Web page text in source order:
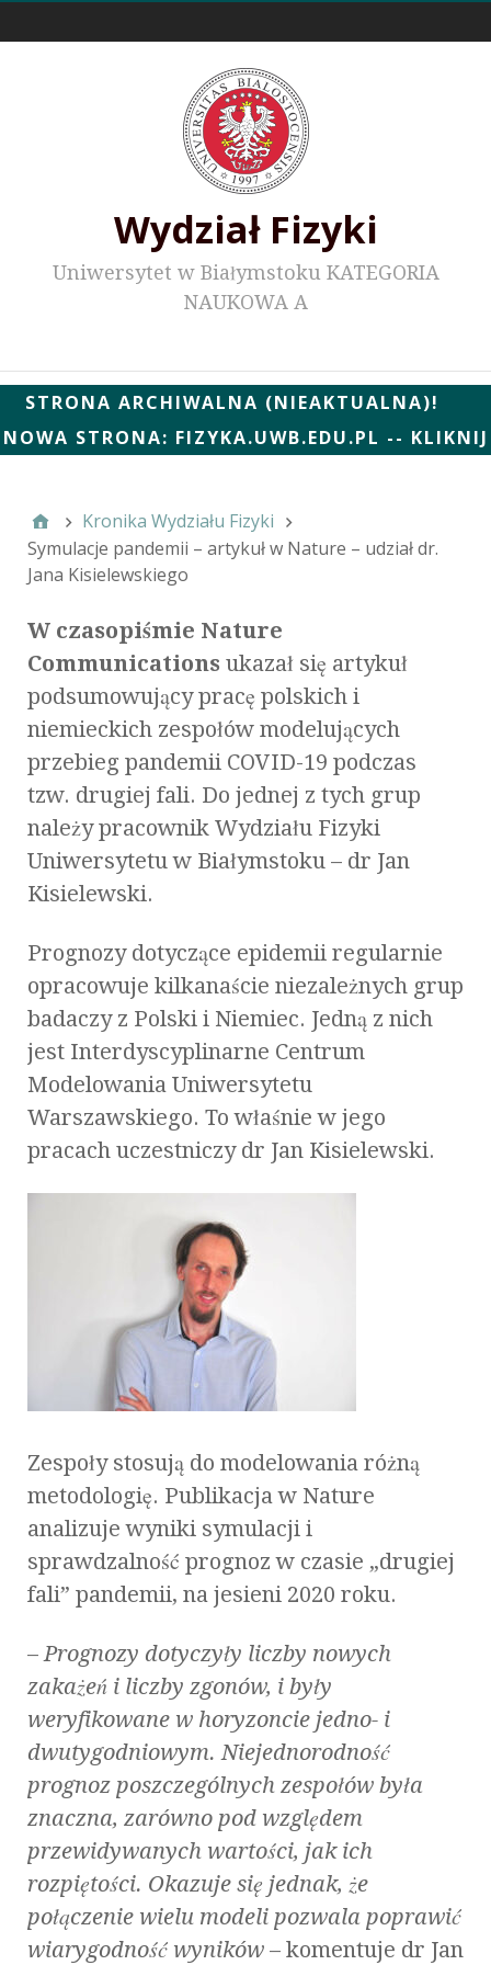
Wydział Fizyki
Uniwersytet w Białymstoku KATEGORIA
NAUKOWA A
STRONA ARCHIWALNA (NIEAKTUALNA)!
NOWA STRONA: FIZYKA.UWB.EDU.PL -- KLIKNIJ
Kronika Wydziału Fizyki
Symulacje pandemii – artykuł w Nature – udział dr.
Jana Kisielewskiego
W czasopiśmie Nature
Communications ukazał się artykuł
podsumowujący pracę polskich i
niemieckich zespołów modelujących
przebieg pandemii COVID-19 podczas
tzw. drugiej fali. Do jednej z tych grup
należy pracownik Wydziału Fizyki
Uniwersytetu w Białymstoku – dr Jan
Kisielewski.
Prognozy dotyczące epidemii regularnie
opracowuje kilkanaście niezależnych grup
badaczy z Polski i Niemiec. Jedną z nich
jest Interdyscyplinarne Centrum
Modelowania Uniwersytetu
Warszawskiego. To właśnie w jego
pracach uczestniczy dr Jan Kisielewski.
Zespoły stosują do modelowania różną
metodologię. Publikacja w Nature
analizuje wyniki symulacji i
sprawdzalność prognoz w czasie „drugiej
fali” pandemii, na jesieni 2020 roku.
– Prognozy dotyczyły liczby nowych
zakażeń i liczby zgonów, i były
weryfikowane w horyzoncie jedno- i
dwutygodniowym. Niejednorodność
prognoz poszczególnych zespołów była
znaczna, zarówno pod względem
przewidywanych wartości, jak ich
rozpiętości. Okazuje się jednak, że
połączenie wielu modeli pozwala poprawić
wiarygodność wyników – komentuje dr Jan